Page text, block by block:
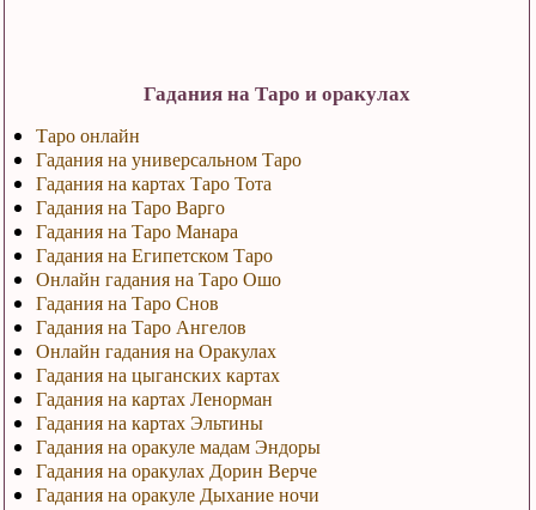
Гадания на Таро и оракулах
Таро онлайн
Гадания на универсальном Таро
Гадания на картах Таро Тота
Гадания на Таро Варго
Гадания на Таро Манара
Гадания на Египетском Таро
Онлайн гадания на Таро Ошо
Гадания на Таро Снов
Гадания на Таро Ангелов
Онлайн гадания на Оракулах
Гадания на цыганских картах
Гадания на картах Ленорман
Гадания на картах Эльтины
Гадания на оракуле мадам Эндоры
Гадания на оракулах Дорин Верче
Гадания на оракуле Дыхание ночи